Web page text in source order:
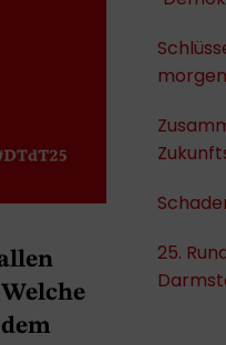
morgen
25.